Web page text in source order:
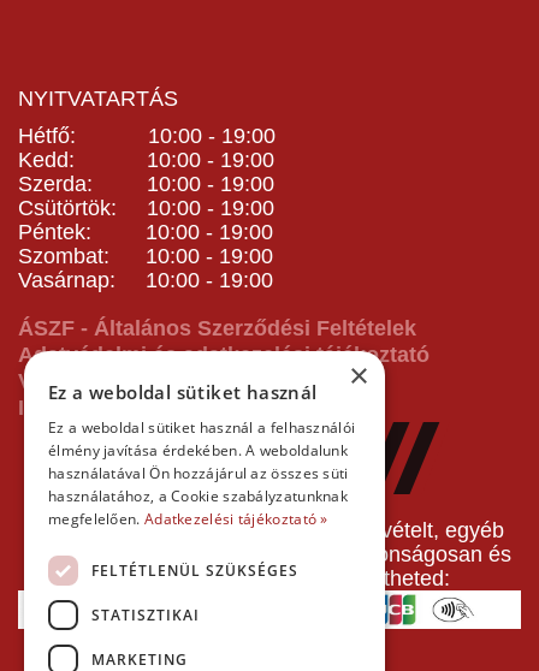
NYITVATARTÁS
Hétfő: 10:00 - 19:00
Kedd: 10:00 - 19:00
Szerda: 10:00 - 19:00
Csütörtök: 10:00 - 19:00
Péntek: 10:00 - 19:00
Szombat: 10:00 - 19:00
Vasárnap: 10:00 - 19:00
ÁSZF - Általános Szerződési Feltételek
Adatvédelmi és adatkezelési tájékoztató
Vásárlás előtti tájékoztató
Impresszum
A pályafoglalást, gokartverseny részvételt, egyéb
termékeinket, szolgáltatásainkat biztonságosan és
gyorsan bankkártyával is kifizetheted:
×
Ez a weboldal sütiket használ
Ez a weboldal sütiket használ a felhasználói
élmény javítása érdekében. A weboldalunk
használatával Ön hozzájárul az összes süti
használatához, a Cookie szabályzatunknak
megfelelően. Adatkezelési tájékoztató »
FELTÉTLENÜL SZÜKSÉGES
STATISZTIKAI
MARKETING